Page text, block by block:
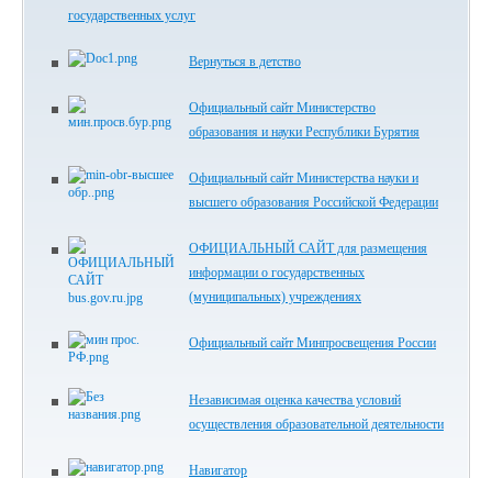
государственных услуг
Вернуться в детство
Официальный сайт Министерство
образования и науки Республики Бурятия
Официальный сайт Министерства науки и
высшего образования Российской Федерации
ОФИЦИАЛЬНЫЙ САЙТ для размещения
информации о государственных
(муниципальных) учреждениях
Официальный сайт Минпросвещения России
Независимая оценка качества условий
осуществления образовательной деятельности
Навигатор